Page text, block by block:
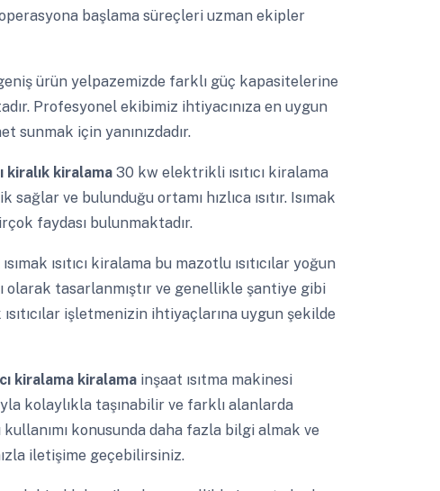
başlama süreçleri uzman ekipler
geniş ürün yelpazemizde farklı güç kapasitelerine
Profesyonel ekibimiz ihtiyacınıza en uygun
sunmak için yanınızdadır.
kiralık kiralama 30 kw elektrikli ısıtıcı kiralama
ve bulunduğu ortamı hızlıca ısıtır. Isımak
faydası bulunmaktadır.
ısıtıcı kiralama bu mazotlu ısıtıcılar yoğun
olarak tasarlanmıştır ve genellikle şantiye gibi
işletmenizin ihtiyaçlarına uygun şekilde
kiralama kiralama inşaat ısıtma makinesi
kolaylıkla taşınabilir ve farklı alanlarda
kullanımı konusunda daha fazla bilgi almak ve
iletişime geçebilirsiniz.